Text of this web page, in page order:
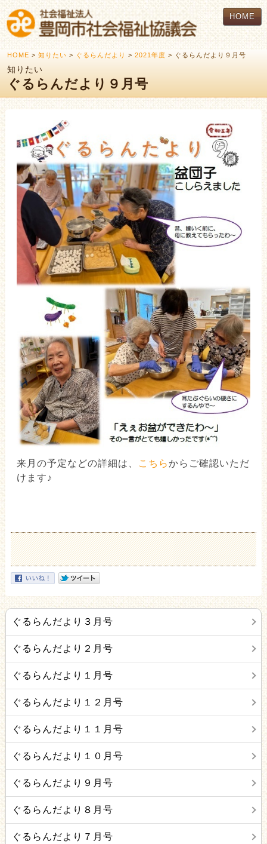
HOME
HOME > 知りたい > ぐるらんだより > 2021年度 > ぐるらんだより９月号
知りたい
ぐるらんだより９月号
来月の予定などの詳細は、 こちらからご確認いただ
けます♪
ぐるらんだより３月号
ぐるらんだより２月号
ぐるらんだより１月号
ぐるらんだより１２月号
ぐるらんだより１１月号
ぐるらんだより１０月号
ぐるらんだより９月号
ぐるらんだより８月号
ぐるらんだより７月号